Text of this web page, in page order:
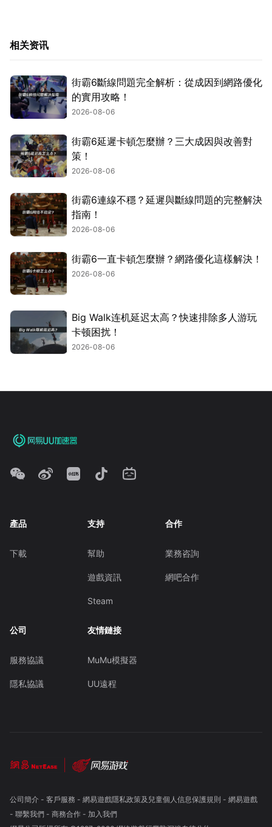
相关资讯
街霸6斷線問題完全解析：從成因到網路優化
的實用攻略！
2026-08-06
街霸6延遲卡頓怎麼辦？三大成因與改善對
策！
2026-08-06
街霸6連線不穩？延遲與斷線問題的完整解決
指南！
2026-08-06
街霸6一直卡頓怎麼辦？網路優化這樣解決！
2026-08-06
Big Walk连机延迟太高？快速排除多人游玩
卡顿困扰！
2026-08-06
產品
下載
支持
幫助
遊戲資訊
Steam
合作
業務咨詢
網吧合作
公司
服務協議
隱私協議
友情鏈接
MuMu模擬器
UU遠程
公司簡介- 客戶服務 - 網易遊戲隱私政策及兒童個人信息保護規則 - 網易遊戲
- 聯繫我們- 商務合作- 加入我們